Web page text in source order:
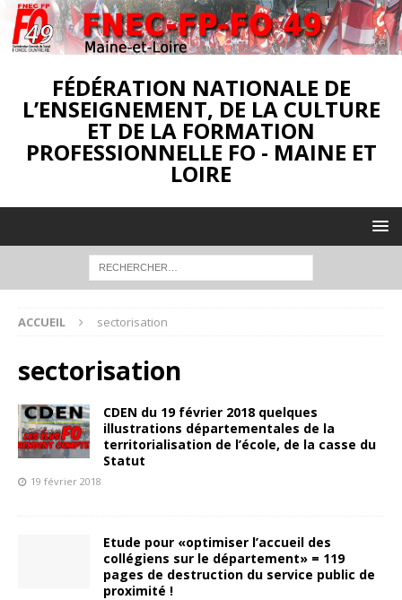
FÉDÉRATION NATIONALE DE
L’ENSEIGNEMENT, DE LA CULTURE
ET DE LA FORMATION
PROFESSIONNELLE FO - MAINE ET
LOIRE
ACCUEIL sectorisation
sectorisation
CDEN du 19 février 2018 quelques
illustrations départementales de la
territorialisation de l’école, de la casse du
Statut
19 février 2018
Etude pour «optimiser l’accueil des
collégiens sur le département» = 119
pages de destruction du service public de
proximité !